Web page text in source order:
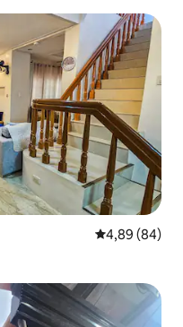
Évaluation
4,89 (84)